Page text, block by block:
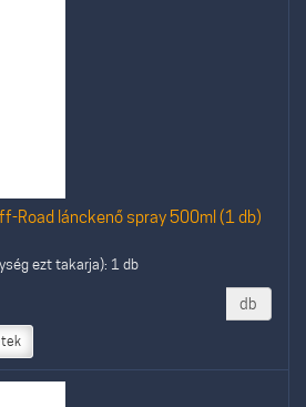
Road lánckenő spray 500ml (1 db)
ezt takarja): 1 db
db